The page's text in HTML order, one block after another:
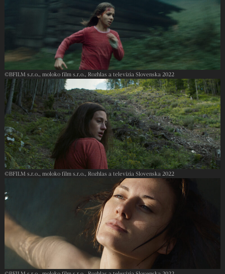
©︎BFILM s.r.o., moloko film s.r.o., Rozhlas a televízia Slovenska 2022
©︎BFILM s.r.o., moloko film s.r.o., Rozhlas a televízia Slovenska 2022